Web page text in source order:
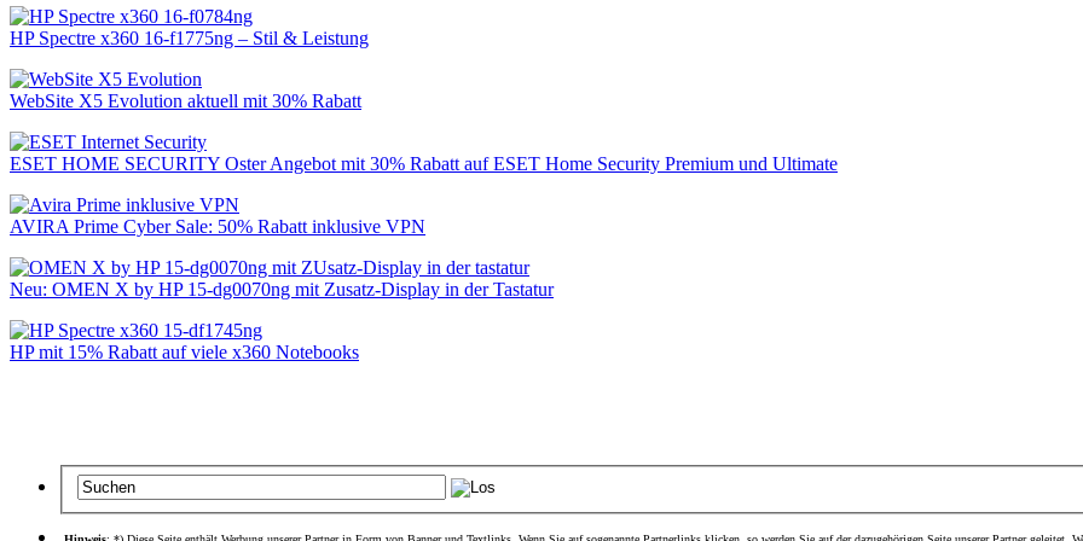
HP Spectre x360 16-f1775ng – Stil & Leistung
WebSite X5 Evolution aktuell mit 30% Rabatt
ESET HOME SECURITY Oster Angebot mit 30% Rabatt auf ESET Home Security Premium und Ultimate
AVIRA Prime Cyber Sale: 50% Rabatt inklusive VPN
Neu: OMEN X by HP 15-dg0070ng mit Zusatz-Display in der Tastatur
HP mit 15% Rabatt auf viele x360 Notebooks